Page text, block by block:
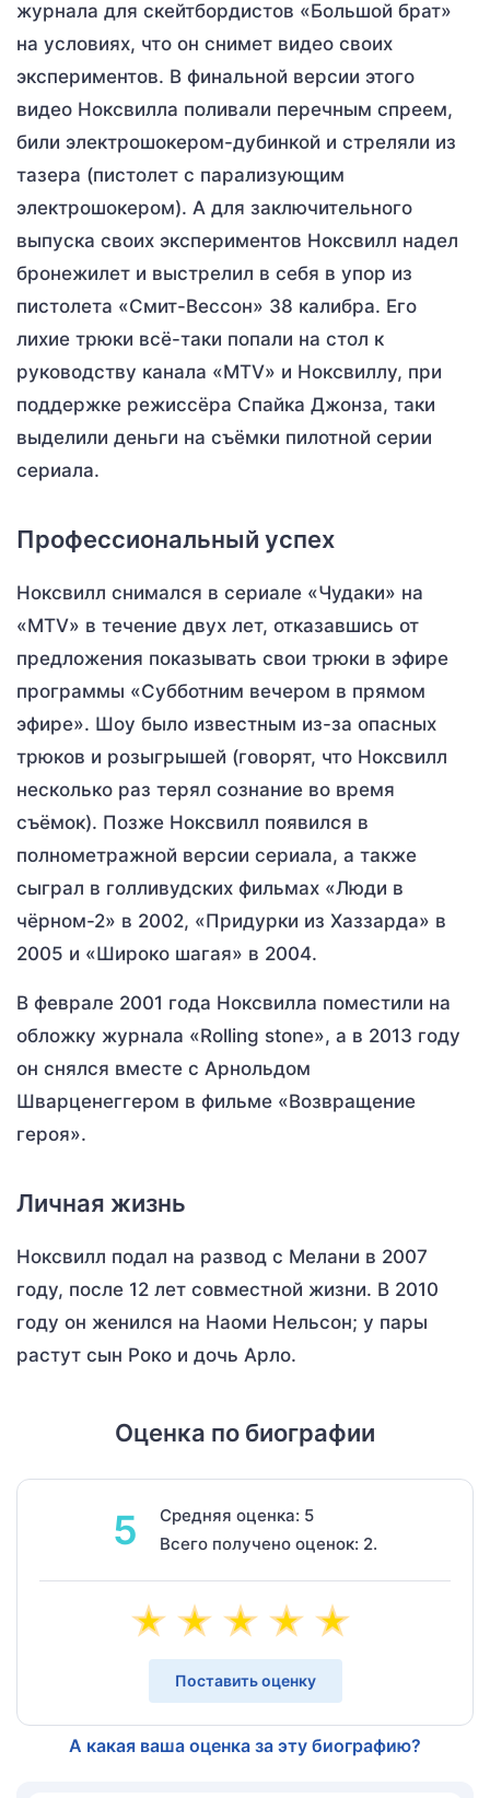
журнала для скейтбордистов «Большой брат»
на условиях, что он снимет видео своих
экспериментов. В финальной версии этого
видео Ноксвилла поливали перечным спреем,
били электрошокером-дубинкой и стреляли из
тазера (пистолет с парализующим
электрошокером). А для заключительного
выпуска своих экспериментов Ноксвилл надел
бронежилет и выстрелил в себя в упор из
пистолета «Смит-Вессон» 38 калибра. Его
лихие трюки всё-таки попали на стол к
руководству канала «MTV» и Ноксвиллу, при
поддержке режиссёра Спайка Джонза, таки
выделили деньги на съёмки пилотной серии
сериала.
Профессиональный успех
Ноксвилл снимался в сериале «Чудаки» на
«MTV» в течение двух лет, отказавшись от
предложения показывать свои трюки в эфире
программы «Субботним вечером в прямом
эфире». Шоу было известным из-за опасных
трюков и розыгрышей (говорят, что Ноксвилл
несколько раз терял сознание во время
съёмок). Позже Ноксвилл появился в
полнометражной версии сериала, а также
сыграл в голливудских фильмах «Люди в
чёрном-2» в 2002, «Придурки из Хаззарда» в
2005 и «Широко шагая» в 2004.
В феврале 2001 года Ноксвилла поместили на
обложку журнала «Rolling stone», а в 2013 году
он снялся вместе с Арнольдом
Шварценеггером в фильме «Возвращение
героя».
Личная жизнь
Ноксвилл подал на развод с Мелани в 2007
году, после 12 лет совместной жизни. В 2010
году он женился на Наоми Нельсон; у пары
растут сын Роко и дочь Арло.
Оценка по биографии
5
Средняя оценка: 5
Всего получено оценок: 2.
Поставить оценку
А какая ваша оценка за эту биографию?